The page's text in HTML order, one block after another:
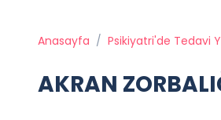
Anasayfa / Psikiyatri'de Tedavi
AKRAN